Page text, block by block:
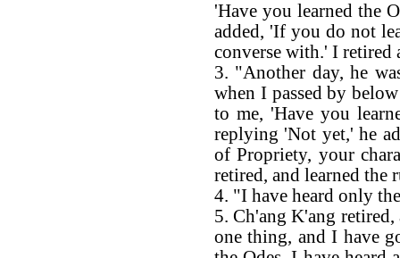
'Have you learned the
added, 'If you do not
converse with.' I retired
3. "Another day, he
when I passed by
to me, 'Have you
replying 'Not yet,' he
of Propriety, your
retired, and learned the
4. "I have heard only
5. Ch'ang K'ang
one thing, and I have